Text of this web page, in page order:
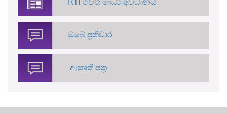
ඔබේ ප්‍රතිචාර
ආකෘති පත්‍ර